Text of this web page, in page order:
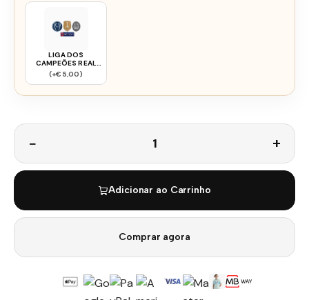
LIGA DOS
CAMPEÕES REAL
MADRID 1617
(+€5,00)
Adicionar ao Carrinho
Comprar agora